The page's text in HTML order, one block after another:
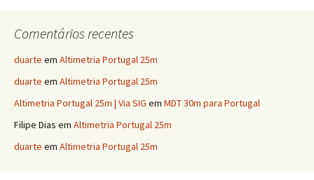
Comentários recentes
duarte em Altimetria Portugal 25m
duarte em Altimetria Portugal 25m
Altimetria Portugal 25m | Via SIG em MDT 30m para Portugal
Filipe Dias em Altimetria Portugal 25m
duarte em Altimetria Portugal 25m